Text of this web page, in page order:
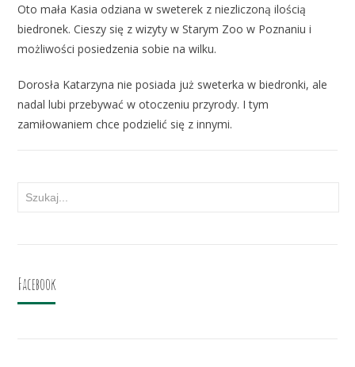
Oto mała Kasia odziana w sweterek z niezliczoną ilością
biedronek. Cieszy się z wizyty w Starym Zoo w Poznaniu i
możliwości posiedzenia sobie na wilku.
Dorosła Katarzyna nie posiada już sweterka w biedronki, ale
nadal lubi przebywać w otoczeniu przyrody. I tym
zamiłowaniem chce podzielić się z innymi.
Facebook